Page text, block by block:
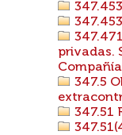
privadas.
347.5
347.51